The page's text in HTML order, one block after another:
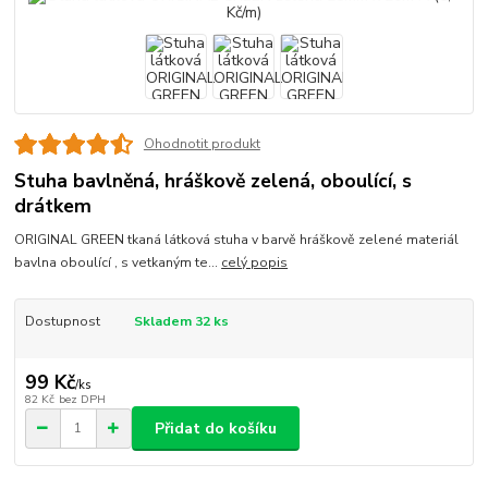
Ohodnotit produkt
Stuha bavlněná, hráškově zelená, oboulící, s
drátkem
ORIGINAL GREEN tkaná látková stuha v barvě hráškově zelené materiál
bavlna oboulící , s vetkaným te... celý popis
Dostupnost Skladem 32 ks
99 Kč/ks
82 Kč bez DPH
Přidat do košíku